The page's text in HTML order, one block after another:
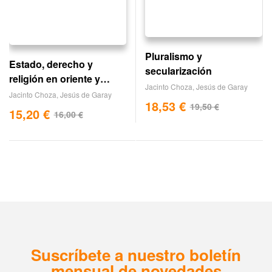
Estado, derecho y
religión en oriente y
occidente
Jacinto Choza Jesús de Garay
16,00€
15,20 €
Pluralismo y
secularización
Jacinto Choza Jesús de Garay
19,50€
18,53 €
Suscríbete a nuestro boletín